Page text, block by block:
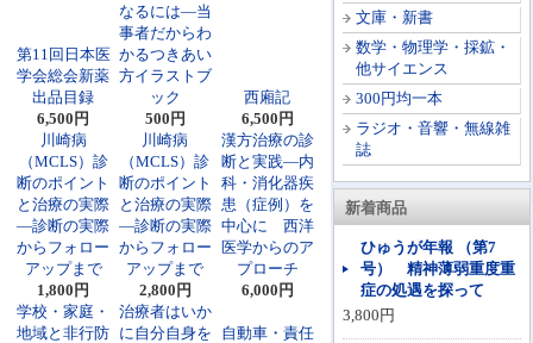
文庫・新書
数学・物理学・採鉱・
他サイエンス
300円均一本
ラジオ・音響・無線雑
誌
新着商品
ひゅうが年報 （第7
号） 精神薄弱重度重
症の処遇を探って
3,800円
第11回日本医
学会総会新薬
出品目録
6,500円
なるには―当
事者だからわ
かるつきあい
方イラストブ
ック
500円
西廂記
6,500円
川崎病
（MCLS）診
断のポイント
と治療の実際
―診断の実際
からフォロー
アップまで
1,800円
川崎病
（MCLS）診
断のポイント
と治療の実際
―診断の実際
からフォロー
アップまで
2,800円
漢方治療の診
断と実践―内
科・消化器疾
患（症例）を
中心に 西洋
医学からのア
プローチ
6,000円
学校・家庭・
地域と非行防
治療者はいか
に自分自身を
自動車・責任